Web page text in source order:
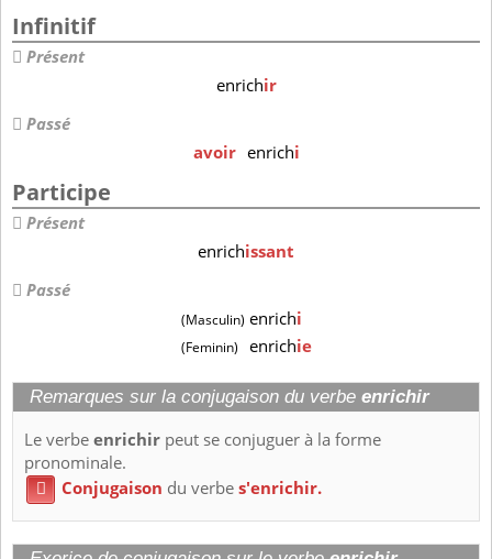
Infinitif
Présent
enrichir
Passé
avoir enrichi
Participe
Présent
enrichissant
Passé
(Masculin) enrichi
(Feminin) enrichie
Remarques sur la conjugaison du verbe enrichir
Le verbeenrichir peut se conjuguer à la forme
pronominale.
 Conjugaison du verbes'enrichir.